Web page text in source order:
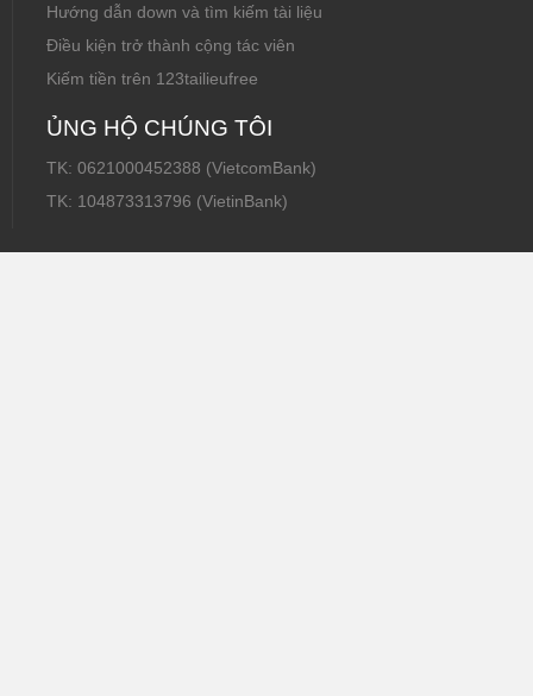
Hướng dẫn down và tìm kiếm tài liệu
Điều kiện trở thành cộng tác viên
Kiếm tiền trên 123tailieufree
ỦNG HỘ CHÚNG TÔI
TK: 0621000452388 (VietcomBank)
TK: 104873313796 (VietinBank)